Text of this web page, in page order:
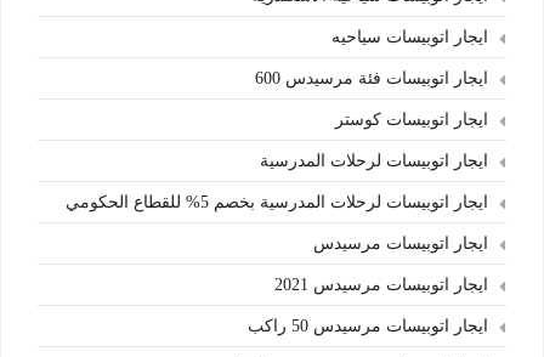
ايجار اتوبيسات سياحيه
ايجار اتوبيسات فئة مرسيدس 600
ايجار اتوبيسات كوستر
ايجار اتوبيسات لرحلات المدرسية
ايجار اتوبيسات لرحلات المدرسية بخصم 5% للقطاع الحكومي
ايجار اتوبيسات مرسيدس
ايجار اتوبيسات مرسيدس 2021
ايجار اتوبيسات مرسيدس 50 راكب